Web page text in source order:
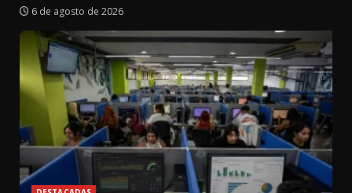
6 de agosto de 2026